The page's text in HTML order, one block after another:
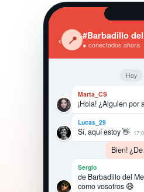
‹ 📍 #Barbadillo
● conectados ahora
Hoy
Marta_CS
¡Hola! ¿Alguien por
Lucas_29
Sí, aquí estoy 👋
Bien!
Sergio
de Barbadillo del
como vosotros 😄